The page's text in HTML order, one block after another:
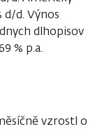
d. Výnos
dlhopisov
% p.a.
vzrostl o